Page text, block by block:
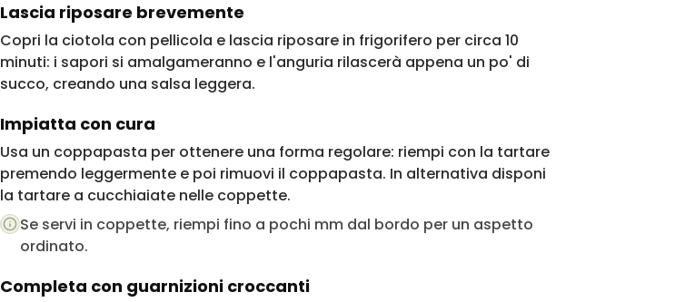
Lascia riposare brevemente
Copri la ciotola con pellicola e lascia riposare in frigorifero per circa 10
minuti: i sapori si amalgameranno e l'anguria rilascerà appena un po' di
succo, creando una salsa leggera.
Impiatta con cura
Usa un coppapasta per ottenere una forma regolare: riempi con la tartare
premendo leggermente e poi rimuovi il coppapasta. In alternativa disponi
la tartare a cucchiaiate nelle coppette.
Se servi in coppette, riempi fino a pochi mm dal bordo per un aspetto
ordinato.
Completa con guarnizioni croccanti